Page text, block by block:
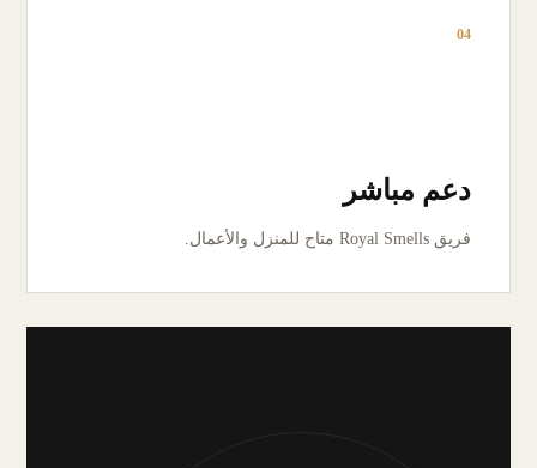
04
دعم مباشر
فريق Royal Smells متاح للمنزل والأعمال.